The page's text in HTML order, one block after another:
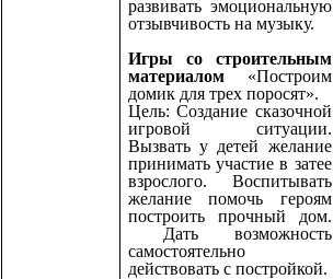
развивать эмоциональную
отзывчивость на музыку.
Игры со строительным
материалом «Построим
домик для трех поросят».
Цель: Создание сказочной
игровой ситуации.
Вызвать у детей желание
принимать участие в затее
взрослого. Воспитывать
желание помочь героям
построить прочный дом.
Дать возможность
самостоятельно
действовать с постройкой.